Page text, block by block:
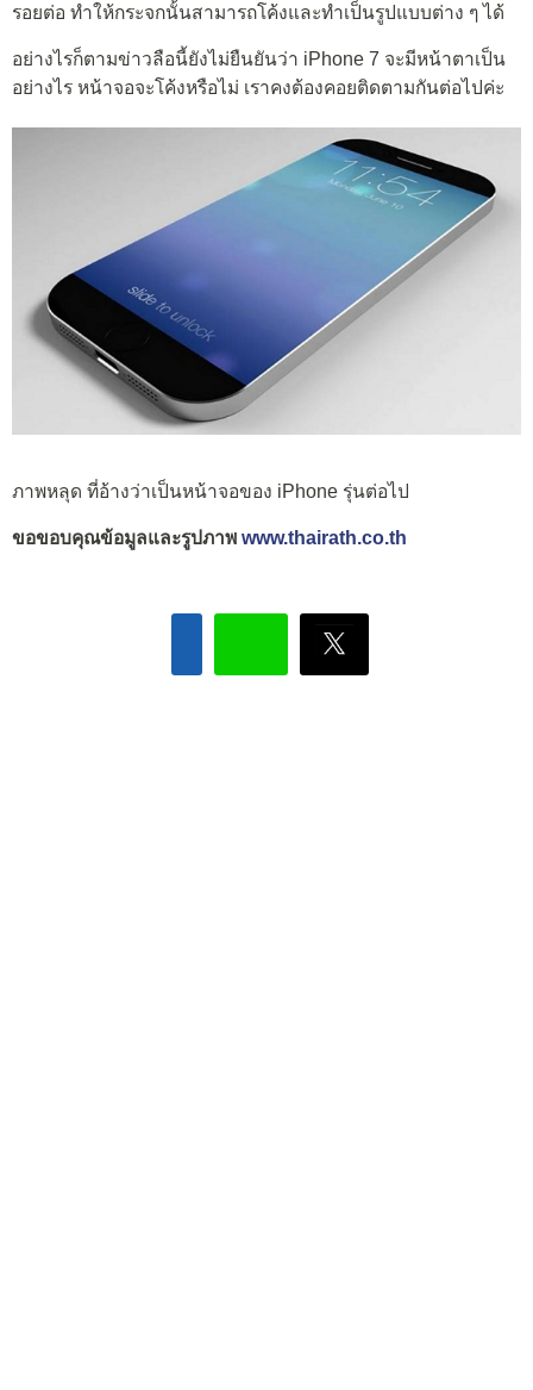
รอยต่อ ทำให้กระจกนั้นสามารถโค้งและทำเป็นรูปแบบต่าง ๆ ได้
อย่างไรก็ตามข่าวลือนี้ยังไม่ยืนยันว่า iPhone 7 จะมีหน้าตาเป็น
อย่างไร หน้าจอจะโค้งหรือไม่ เราคงต้องคอยติดตามกันต่อไปค่ะ
ภาพหลุด ที่อ้างว่าเป็นหน้าจอของ iPhone รุ่นต่อไป
ขอขอบคุณข้อมูลและรูปภาพ www.thairath.co.th